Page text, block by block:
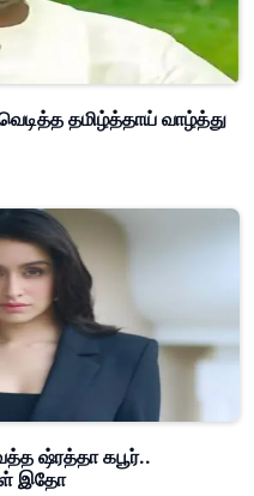
தமிழ்த்தாய் வாழ்த்து
ஷ்ரத்தா கபூர்..
இதோ